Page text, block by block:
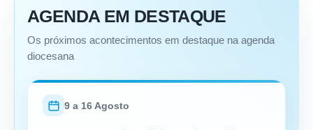
AGENDA EM DESTAQUE
Os próximos acontecimentos em destaque na agenda
diocesana
9 a 16 Agosto